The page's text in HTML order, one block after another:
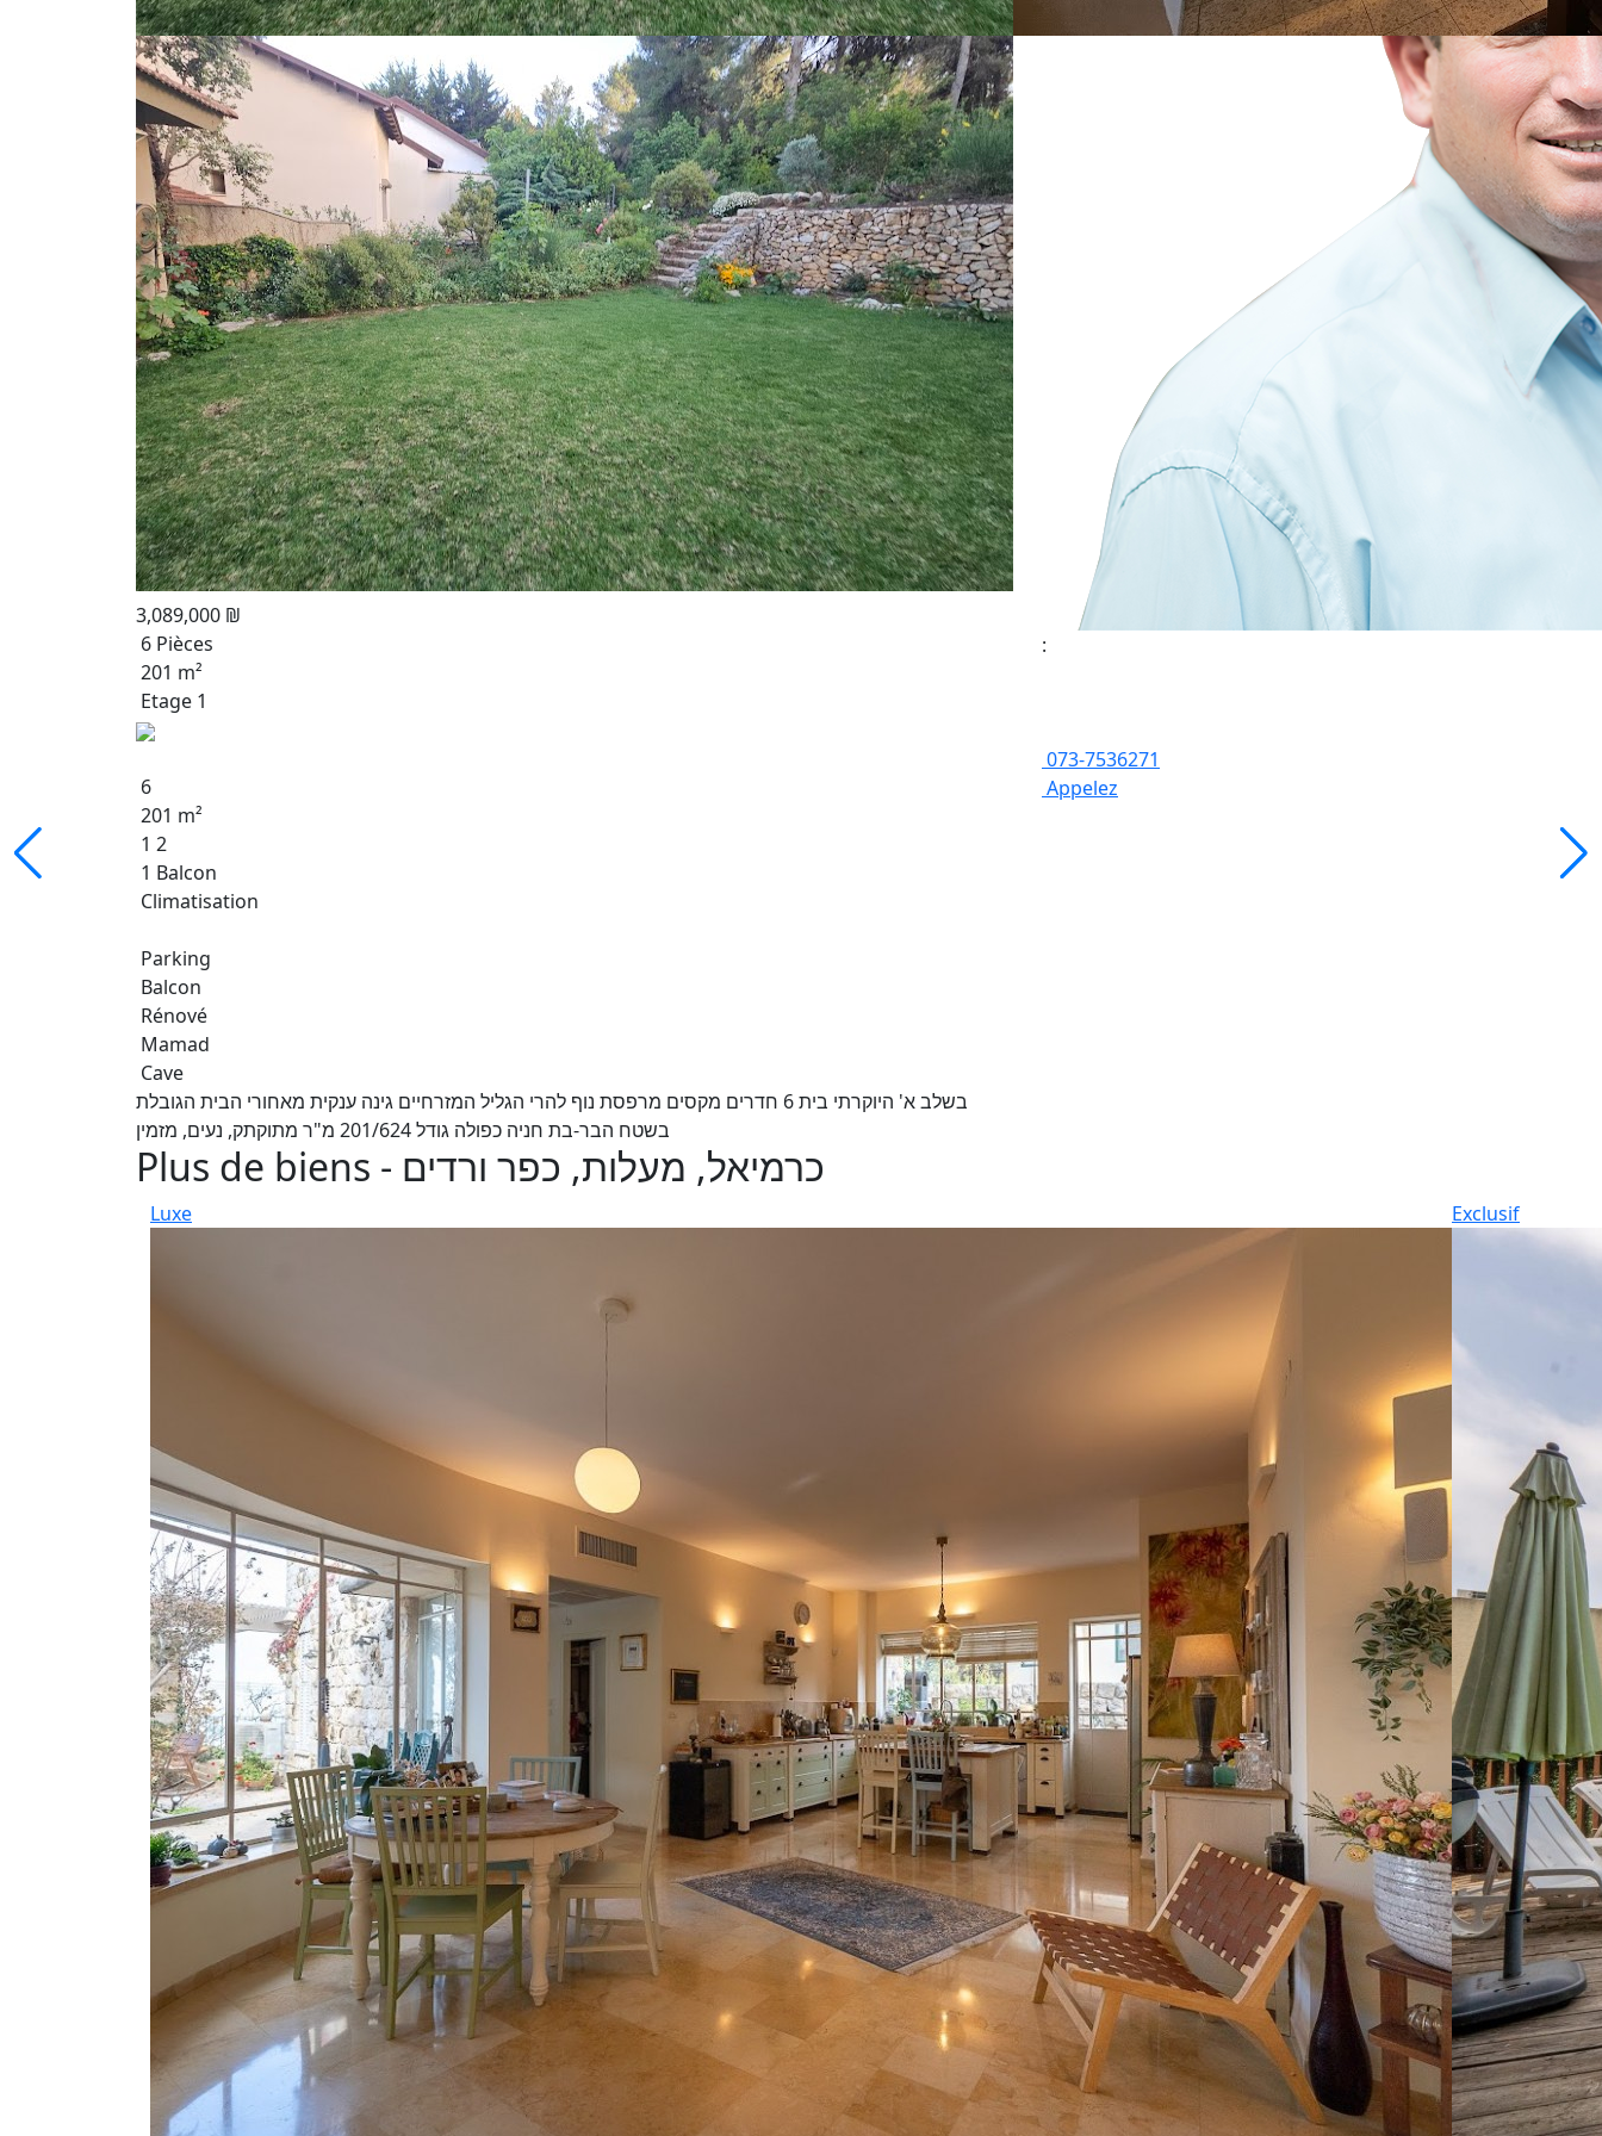
3,089,000 ₪
6 Pièces
201 m²
Etage 1
6
201 m²
1 2
1 Balcon
Climatisation
Parking
Balcon
Rénové
Mamad
Cave
בשלב א' היוקרתי בית 6 חדרים מקסים מרפסת נוף להרי הגליל המזרחיים גינה ענקית מאחורי הבית הגובלת
בשטח הבר-בת חניה כפולה גודל 201/624 מ"ר מתוקתק, נעים, מזמין
:
073-7536271
Appelez
Plus de biens - כרמיאל, מעלות, כפר ורדים
Luxe Exclusif